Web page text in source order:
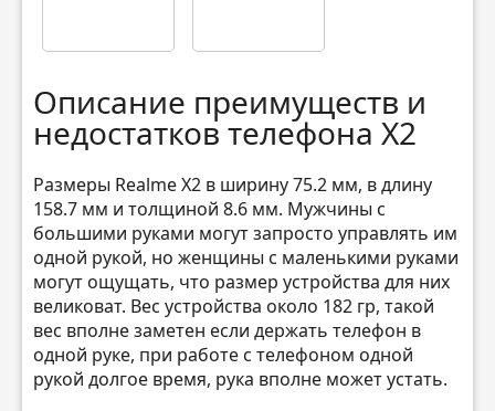
Описание преимуществ и
недостатков телефона X2
Размеры Realme X2 в ширину 75.2 мм, в длину
158.7 мм и толщиной 8.6 мм. Мужчины с
большими руками могут запросто управлять им
одной рукой, но женщины с маленькими руками
могут ощущать, что размер устройства для них
великоват. Вес устройства около 182 гр, такой
вес вполне заметен если держать телефон в
одной руке, при работе с телефоном одной
рукой долгое время, рука вполне может устать.